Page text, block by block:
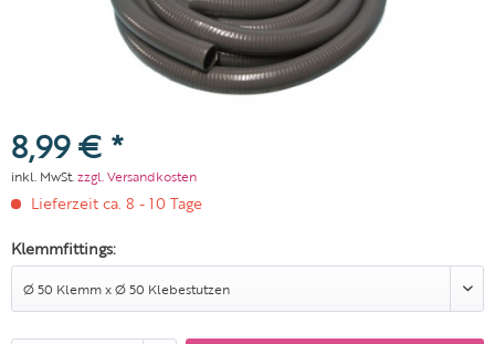
8,99 € *
inkl. MwSt. zzgl. Versandkosten
Lieferzeit ca. 8 - 10 Tage
Klemmfittings: